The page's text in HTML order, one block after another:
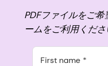
PDFファイルをご
ームをご利用くださ
First name